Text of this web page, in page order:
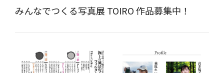
みんなでつくる写真展 TOIRO 作品募集中！